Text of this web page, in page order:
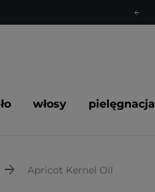
włosy pielęgnacja
Apricot Kernel Oil